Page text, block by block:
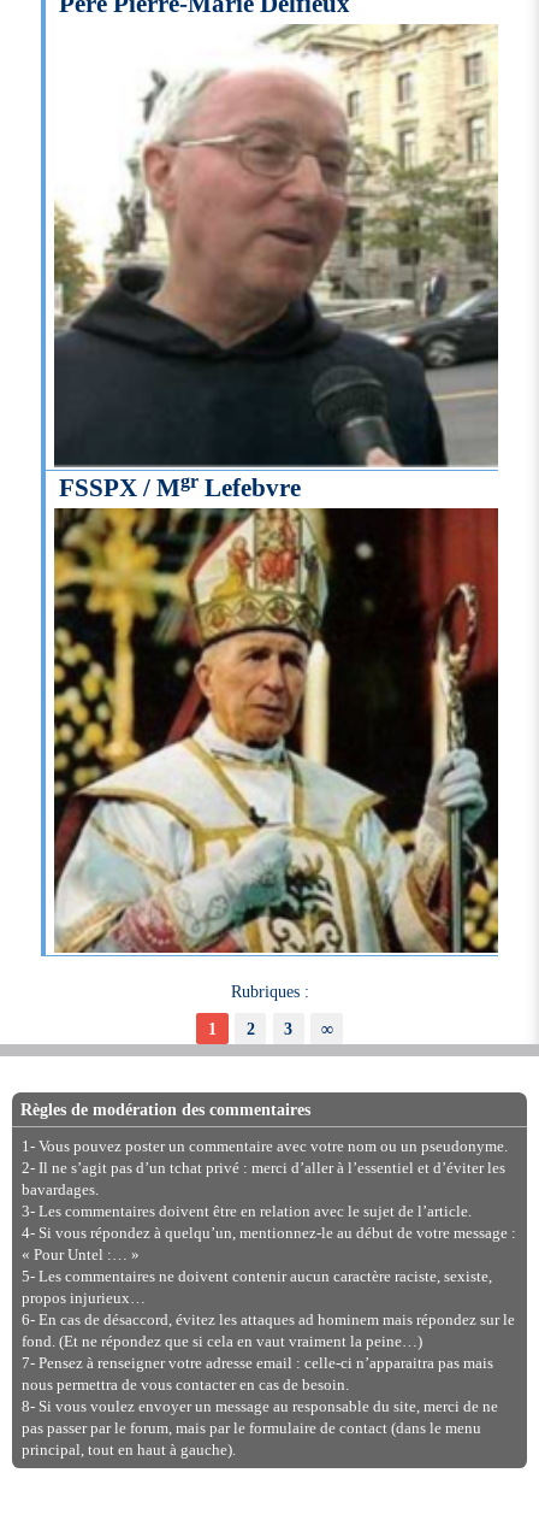
FSSPX / MgrLefebvre
Rubriques :
1
2 3 ∞
Règles de modération des commentaires
1- Vous pouvez poster un commentaire avec votre nom ou un pseudonyme.
2- Il ne s’agit pas d’un tchat privé : merci d’aller à l’essentiel et d’éviter les
bavardages.
3- Les commentaires doivent être en relation avec le sujet de l’article.
4- Si vous répondez à quelqu’un, mentionnez-le au début de votre message :
« Pour Untel :… »
5- Les commentaires ne doivent contenir aucun caractère raciste, sexiste,
propos injurieux…
6- En cas de désaccord, évitez les attaques ad hominem mais répondez sur le
fond. (Et ne répondez que si cela en vaut vraiment la peine…)
7- Pensez à renseigner votre adresse email : celle-ci n’apparaitra pas mais
nous permettra de vous contacter en cas de besoin.
8- Si vous voulez envoyer un message au responsable du site, merci de ne
pas passer par le forum, mais par le formulaire de contact (dans le menu
principal, tout en haut à gauche).